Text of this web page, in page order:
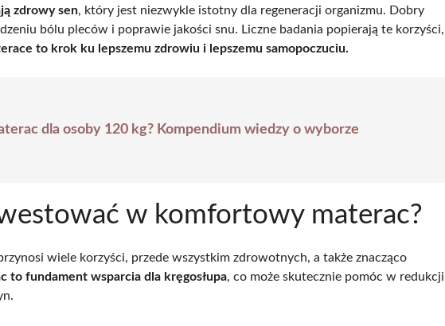
zdrowy sen, który jest niezwykle istotny dla regeneracji organizmu. Dobry
bólu pleców i poprawie jakości snu. Liczne badania popierają te korzyści,
to krok ku lepszemu zdrowiu i lepszemu samopoczuciu.
dla osoby 120 kg? Kompendium wiedzy o wyborze
w komfortowy materac?
wiele korzyści, przede wszystkim zdrowotnych, a także znacząco
to fundament wsparcia dla kręgosłupa, co może skutecznie pomóc w redukcji